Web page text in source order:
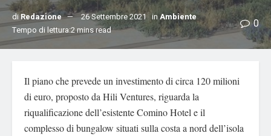
diRedazione 26 Settembre 2021 in Ambiente
Tempo di lettura:2 mins read
0
Il piano che prevede un investimento di circa 120 milioni
di euro, proposto da Hili Ventures, riguarda la
riqualificazione dell’esistente Comino Hotel e il
complesso di bungalow situati sulla costa a nord dell’isola